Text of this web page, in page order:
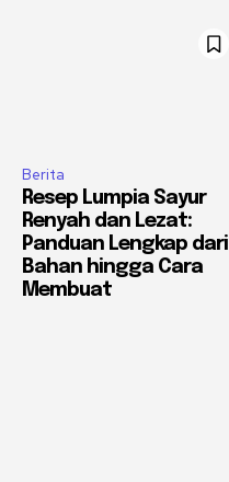
Berita
Resep Lumpia Sayur
Renyah dan Lezat:
Panduan Lengkap dari
Bahan hingga Cara
Membuat